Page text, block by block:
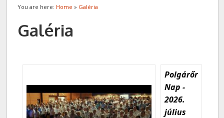
You are here: Home » Galéria
Galéria
Polgárőr
Nap -
2026.
július